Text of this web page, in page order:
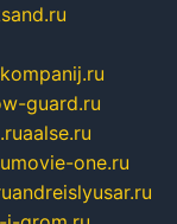
guard.ru
aalse.ru
movie-one.ru
andreislyusar.ru